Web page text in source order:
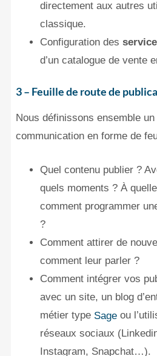
directement aux autres
classique.
Configuration des
d’un catalogue de vente
3 – Feuille de route de
Nous définissons ensemble
communication en forme de
Quel contenu publier ?
quels moments ? À
comment programmer
?
Comment attirer de
comment leur parler ?
Comment intégrer vos
avec un site, un blog
métier type Sage ou
réseaux sociaux
Instagram, Snapchat…).